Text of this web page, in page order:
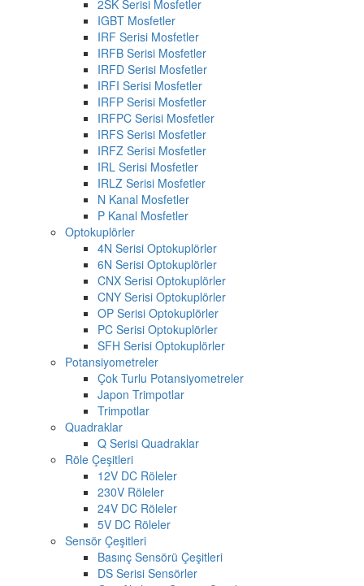
2SK Serisi Mosfetler
IGBT Mosfetler
IRF Serisi Mosfetler
IRFB Serisi Mosfetler
IRFD Serisi Mosfetler
IRFI Serisi Mosfetler
IRFP Serisi Mosfetler
IRFPC Serisi Mosfetler
IRFS Serisi Mosfetler
IRFZ Serisi Mosfetler
IRL Serisi Mosfetler
IRLZ Serisi Mosfetler
N Kanal Mosfetler
P Kanal Mosfetler
Optokuplörler
4N Serisi Optokuplörler
6N Serisi Optokuplörler
CNX Serisi Optokuplörler
CNY Serisi Optokuplörler
OP Serisi Optokuplörler
PC Serisi Optokuplörler
SFH Serisi Optokuplörler
Potansiyometreler
Çok Turlu Potansiyometreler
Japon Trimpotlar
Trimpotlar
Quadraklar
Q Serisi Quadraklar
Röle Çeşitleri
12V DC Röleler
230V Röleler
24V DC Röleler
5V DC Röleler
Sensör Çeşitleri
Basınç Sensörü Çeşitleri
DS Serisi Sensörler